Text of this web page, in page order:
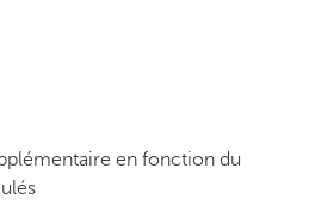
en fonction du